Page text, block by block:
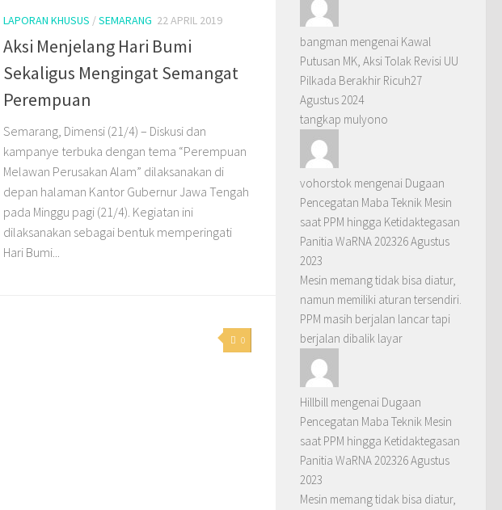
LAPORAN KHUSUS /SEMARANG 22 APRIL 2019
Aksi Menjelang Hari Bumi
Sekaligus Mengingat Semangat
Perempuan
Semarang, Dimensi (21/4) – Diskusi dan
kampanye terbuka dengan tema “Perempuan
Melawan Perusakan Alam” dilaksanakan di
depan halaman Kantor Gubernur Jawa Tengah
pada Minggu pagi (21/4). Kegiatan ini
dilaksanakan sebagai bentuk memperingati
Hari Bumi...
0
bangman mengenai Kawal
Putusan MK, Aksi Tolak Revisi UU
Pilkada Berakhir Ricuh27
Agustus 2024
tangkap mulyono
vohorstok mengenai Dugaan
Pencegatan Maba Teknik Mesin
saat PPM hingga Ketidaktegasan
Panitia WaRNA 202326 Agustus
2023
Mesin memang tidak bisa diatur,
namun memiliki aturan tersendiri.
PPM masih berjalan lancar tapi
berjalan dibalik layar
Hillbill mengenai Dugaan
Pencegatan Maba Teknik Mesin
saat PPM hingga Ketidaktegasan
Panitia WaRNA 202326 Agustus
2023
Mesin memang tidak bisa diatur,